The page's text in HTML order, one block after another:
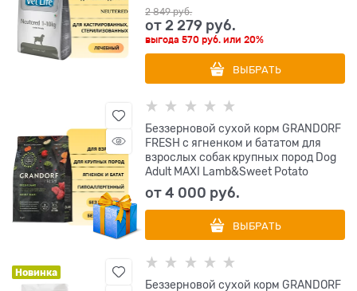
2 849 руб.
от2 279 руб.
выгода570 руб. или20%
ВЫБРАТЬ
Беззерновой сухой корм GRANDORF
FRESH с ягненком и бататом для
взрослых собак крупных пород Dog
Adult MAXI Lamb&Sweet Potato
от4 000 руб.
ВЫБРАТЬ
Новинка
Беззерновой сухой корм GRANDORF